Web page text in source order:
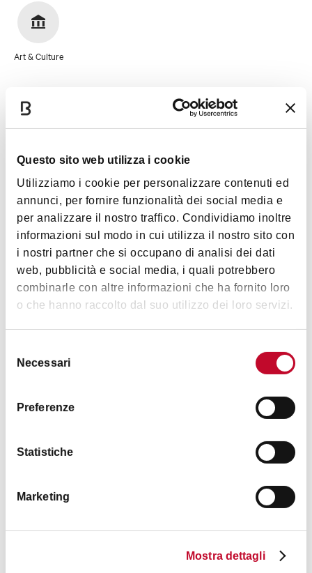
Questo sito web utilizza i cookie
Utilizziamo i cookie per personalizzare contenuti ed
annunci, per fornire funzionalità dei social media e
per analizzare il nostro traffico. Condividiamo inoltre
informazioni sul modo in cui utilizza il nostro sito con
i nostri partner che si occupano di analisi dei dati
web, pubblicità e social media, i quali potrebbero
combinarle con altre informazioni che ha fornito loro
o che hanno raccolto dal suo utilizzo dei loro servizi.
delNecessari
Preferenze
Statistiche
Marketing
Mostra dettagli
Art & Culture
Timetables
Monday 9:00am-5:00pm
Tuesday 9:00am-5:00pm
Thursday 9:00am-5:00pm
9:00am-5:00pm
9:00am-5:00pm